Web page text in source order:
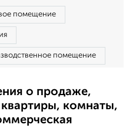
помещение
помещение
о продаже,
комнаты,